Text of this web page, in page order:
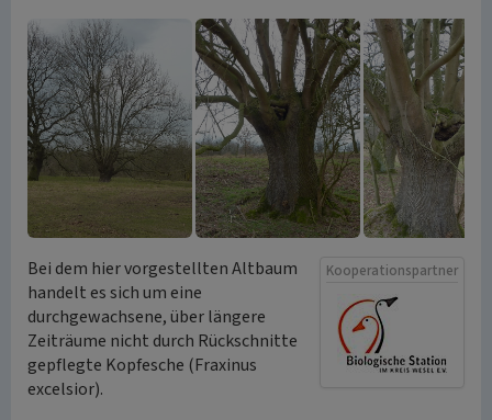
Kooperationspartner
Bei dem hier vorgestellten Altbaum
handelt es sich um eine
durchgewachsene, über längere
Zeiträume nicht durch Rückschnitte
gepflegte Kopfesche (Fraxinus
excelsior).